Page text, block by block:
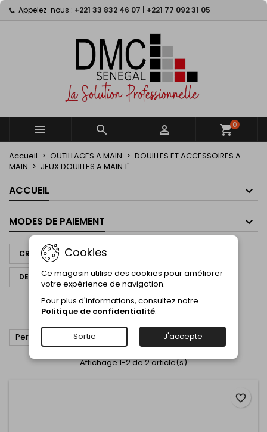
Appelez-nous : +221 33 832 46 07 | +221 77 092 31 05
   shopping_cart0
Accueil OUTILLAGES A MAIN
DOUILLES ET ACCESSOIRES A
MAIN
JEUX DOUILLES A MAIN 1"
ACCUEIL
MODES DE PAIEMENT
CRÉER UN DEVIS À PARTIR DE CE PANIER
DEMANDER UN DEVIS
JEUX DOUILLES A MAIN 1"
JEUX DOUILLES A MAIN 1"
Pertinence
Affichage 1-2 de 2 article(s)
favorite_border
My wishlists ×
Create new list
((modalTitle)) ×
((confirmMessage))
((cancelText)) ((modalDeleteText))
Créer une liste d'envies ×
Nom de la liste d'envies
Annuler Créer une liste d'envies
Connexion ×
Vous devez être connecté pour ajouter des produits
à votre liste d'envies.
Annuler Connexion
Cookies
Ce magasin utilise des cookies pour améliorer
votre expérience de navigation.
Pour plus d'informations, consultez notre
Politique de confidentialité.
Sortie J'accepte